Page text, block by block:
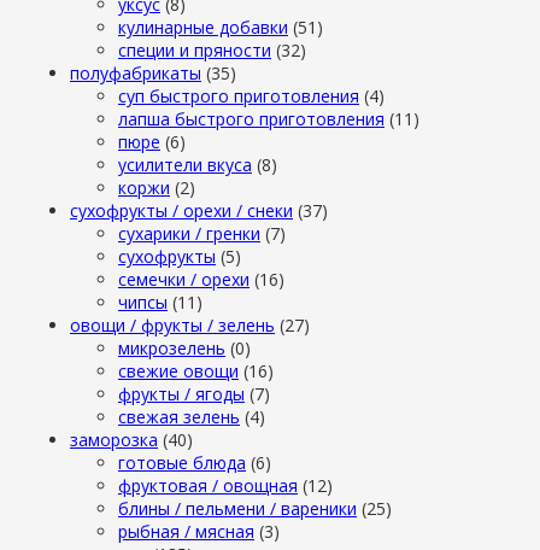
кулинарные добавки (51)
специи и пряности (32)
полуфабрикаты (35)
суп быстрого приготовления (4)
лапша быстрого приготовления (11)
пюре (6)
усилители вкуса (8)
коржи (2)
сухофрукты / орехи / снеки (37)
сухарики / гренки (7)
сухофрукты (5)
семечки / орехи (16)
чипсы (11)
овощи / фрукты / зелень (27)
микрозелень (0)
свежие овощи (16)
фрукты / ягоды (7)
свежая зелень (4)
заморозка (40)
готовые блюда (6)
фруктовая / овощная (12)
блины / пельмени / вареники (25)
рыбная / мясная (3)